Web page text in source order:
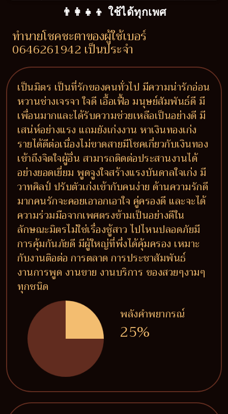
👨‍👩‍👧‍👦 ใช้ได้ทุกเพศ
ทำนายโชคชะตาของผู้ใช้เบอร์
0646261942 เป็นประจำ
เป็นมิตร เป็นที่รักของคนทั่วไป มีความน่ารักอ่อน
หวานช่างเจรจา ใจดี เอื้อเฟื้อ มนุษย์สัมพันธ์ดี มี
เพื่อนมากและได้รับความช่วยเหลือเป็นอย่างดี มี
เสน่ห์อย่างแรง แถมยังเก่งงาน หาเงินทองเก่ง
รายได้ดีต่อเนื่องไม่ขาดสายมีโชคเกี่ยวกับเงินทอง
เข้าถึงจิตใจผู้อื่น สามารถติดต่อประสานงานได้
อย่างยอดเยี่ยม พูดจูงใจสร้างแรงบันดาลใจเก่ง มี
วาทศิลป์ ปรับตัวเก่งเข้ากับคนง่าย ด้านความรักดี
มากคนรักจะคอยเอาอกเอาใจ คู่ครองดี และจะได้
ความร่วมมือจากเพศตรงข้ามเป็นอย่างดีใน
ลักษณะมิตรไม่ใช่เรื่องชู้สาว ไปไหนปลอดภัยมี
การคุ้มกันภัยดี มีผู้ใหญ่ที่พึ่งได้คุ้มครอง เหมาะ
กับงานติอต่อ การตลาด การประชาสัมพันธ์
งานการพูด งานขาย งานบริการ ของสวยๆงามๆ
ทุกชนิด
พลังคำพยากรณ์
25%